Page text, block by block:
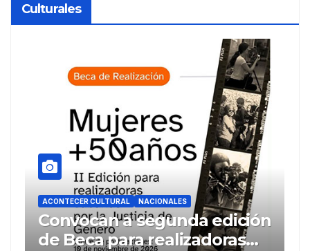
Culturales
edición
ACONTECER CULTURAL NACIONALES
Llegaran títulos rusos
FILH2026